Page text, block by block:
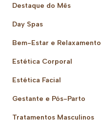
Destaque do Mês
Day Spas
Bem-Estar e Relaxamento
Estética Corporal
Estética Facial
Gestante e Pós-Parto
Tratamentos Masculinos